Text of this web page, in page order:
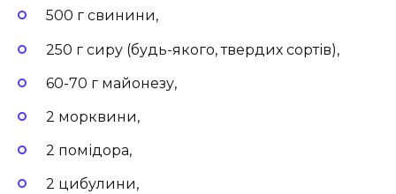
500 г свинини,
250 г сиру (будь-якого, твердих сортів),
60-70 г майонезу,
2 морквини,
2 помідора,
2 цибулини,